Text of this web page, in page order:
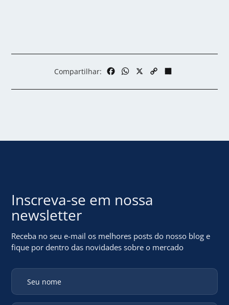
Compartilhar: Facebook
WhatsApp
Copy
Inscreva-se em nossa
newsletter
Receba no seu e-mail os melhores posts do nosso blog e
fique por dentro das novidades sobre o mercado